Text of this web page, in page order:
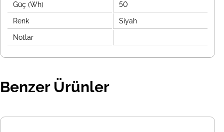
Güç (Wh) 50
Renk Siyah
Notlar
Benzer Ürünler